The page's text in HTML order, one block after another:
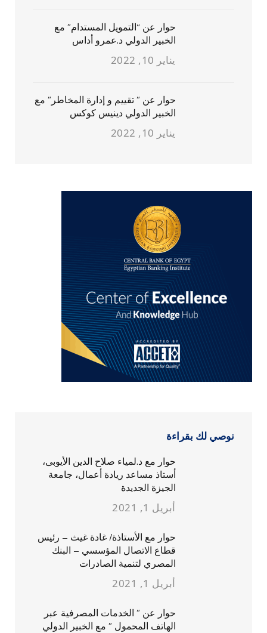
حوار عن “التمويل المستدام” مع
الخبير الدولي د.عمرو أداس
يناير 10, 2022
حوار عن ” تقييم و إدارة المخاطر” مع
الخبير الدولي دينيس كوكس
يناير 10, 2022
نوصي لك بقراءة
حوار مع د.لمياء صلاح الدين الأيوبى،
أستاذ مساعد ريادة أعمال، جامعة
الجيزة الجديدة
أبريل 1, 2021
حوار مع الأستاذة/ غادة غيث – رئيس
قطاع الاتصال المؤسسي – البنك
المصري لتنمية الصادرات
أبريل 1, 2021
حوار عن ” الخدمات المصرفية عبر
الهاتف المحمول ” مع الخبير الدولي